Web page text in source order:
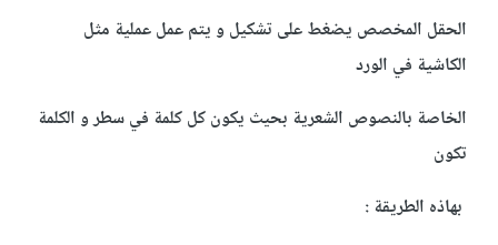
الحقل المخصص يضغط على تشكيل و يتم عمل عملية مثل
الكاشية في الورد
الخاصة بالنصوص الشعرية بحيث يكون كل كلمة في سطر و الكلمة
تكون
بهاذه الطريقة :